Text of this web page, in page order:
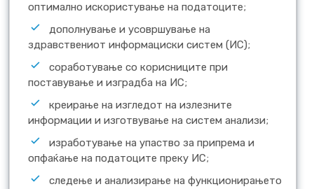
оптимално искористување на податоците;
дополнување и усовршување на
здравствениот информациски систем (ИС);
соработување со корисниците при
поставување и изградба на ИС;
креирање на изгледот на излезните
информации и изготвување на систем анализи;
изработување на упаство за припрема и
опфаќање на податоците преку ИС;
следење и анализирање на функционирањето